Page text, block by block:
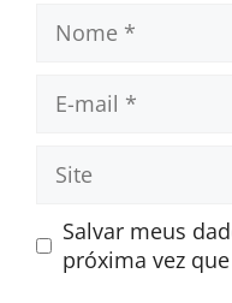
mail
Site
Salvar meus
próxima vez